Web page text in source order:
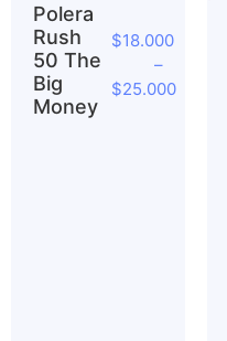
Polera
Rush
50 The
Big
Money
$18.000
–
$25.000